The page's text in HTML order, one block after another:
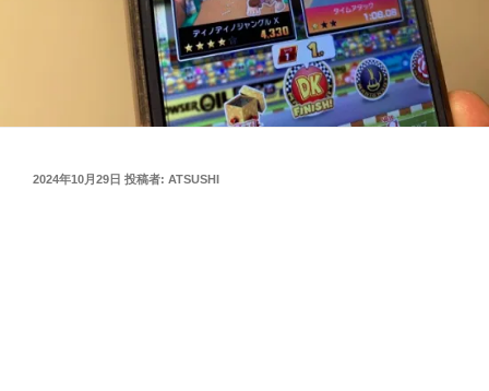
投
2024年10月29日 投稿者: ATSUSHI